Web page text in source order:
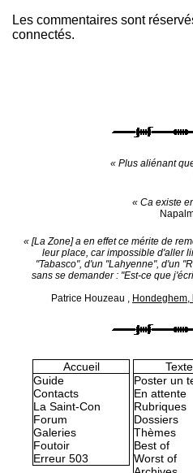
Les commentaires sont
connectés.
« Plus aliénant
« Ca existe
« [La Zone] a en effet ce mérite de
leur place, car impossible d'aller
"Tabasco", d'un "Lahyenne", d'un
sans se demander : "Est-ce que
Patrice Houzeau ,
Accueil
Guide
Contacts
La Saint-Con
Forum
Galeries
Foutoir
Erreur 503
Poster un
En attente
Rubriques
Dossiers
Thèmes
Best of
Worst of